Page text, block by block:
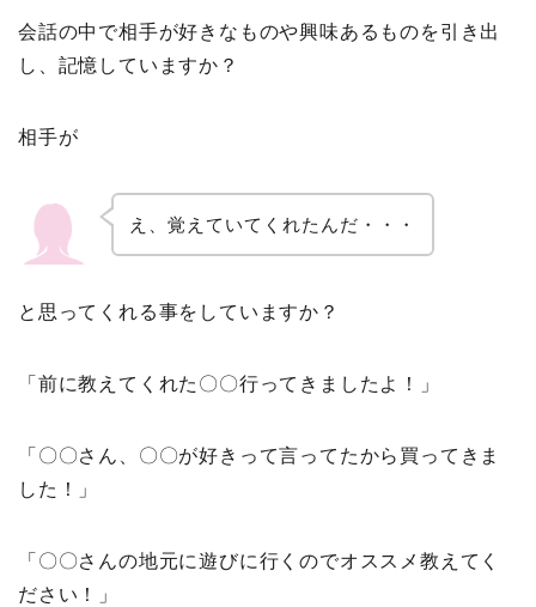
会話の中で相手が好きなものや興味あるものを引き出
し、記憶していますか？
相手が
え、覚えていてくれたんだ・・・
と思ってくれる事をしていますか？
「前に教えてくれた〇〇行ってきましたよ！」
「〇〇さん、〇〇が好きって言ってたから買ってきま
した！」
「〇〇さんの地元に遊びに行くのでオススメ教えてく
ださい！」